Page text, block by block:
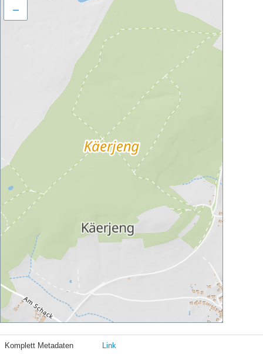
–
Komplett Metadaten Link